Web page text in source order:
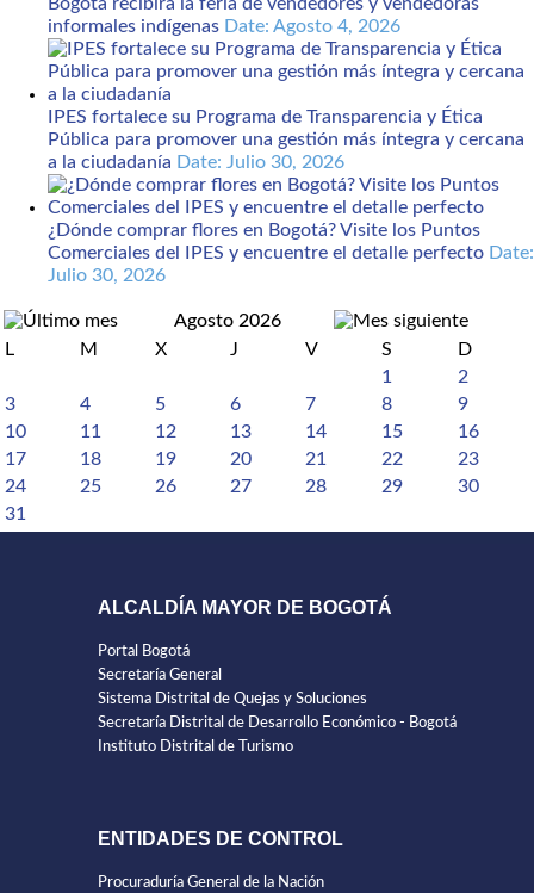
informales indígenas Date: Agosto 4, 2026
IPES fortalece su Programa de Transparencia y Ética
Pública para promover una gestión más íntegra y cercana
a la ciudadanía Date: Julio 30, 2026
¿Dónde comprar flores en Bogotá? Visite los Puntos
Comerciales del IPES y encuentre el detalle perfecto Date:
Julio 30, 2026
Agosto 2026
L
M X J V S
D
1
2
3
4 5 6 7 8
9
10
11 12 13 14 15
16
17
18 19 20 21 22
23
24
25 26 27 28 29
30
31
ALCALDÍA MAYOR DE BOGOTÁ
Portal Bogotá
Secretaría General
Sistema Distrital de Quejas y Soluciones
Secretaría Distrital de Desarrollo Económico - Bogotá
Instituto Distrital de Turismo
ENTIDADES DE CONTROL
Procuraduría General de la Nación